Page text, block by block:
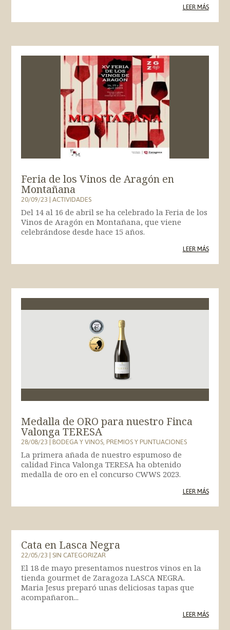
LEER MÁS
Feria de los Vinos de Aragón en
Montañana
20/09/23|ACTIVIDADES
Del 14 al 16 de abril se ha celebrado la Feria de los
Vinos de Aragón en Montañana, que viene
celebrándose desde hace 15 años.
LEER MÁS
Medalla de ORO para nuestro Finca
Valonga TERESA
28/08/23|BODEGA Y VINOS,PREMIOS Y PUNTUACIONES
La primera añada de nuestro espumoso de
calidad Finca Valonga TERESA ha obtenido
medalla de oro en el concurso CWWS 2023.
LEER MÁS
Cata en Lasca Negra
22/05/23| SIN CATEGORIZAR
El 18 de mayo presentamos nuestros vinos en la
tienda gourmet de Zaragoza LASCA NEGRA.
Maria Jesus preparó unas deliciosas tapas que
acompañaron...
LEER MÁS